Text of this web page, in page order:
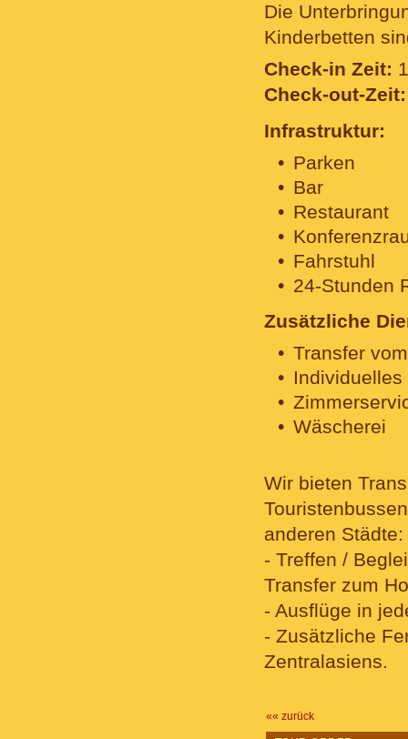
Die
Kinderbetten
Check-in Zeit:
Check-out-Zeit:
Infrastruktur:
Parken
Bar
Restaurant
Fahrstuhl
24-Stunden
Zusätzliche
Transfer
Wäscherei
Wir bieten
anderen Städte:
- Treffen /
Transfer zum
- Ausflüge in
- Zusätzliche
Zentralasiens.
«« zurück